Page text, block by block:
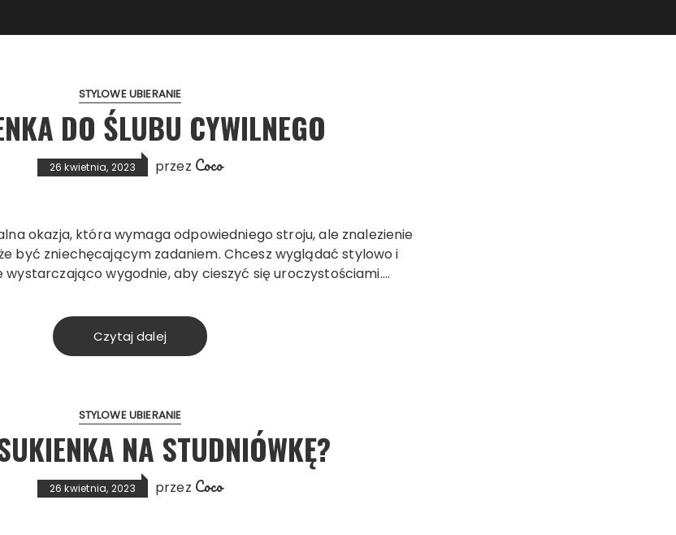
STYLOWE UBIERANIE
DO ŚLUBU CYWILNEGO
26 kwietnia, 2023 przez Coco
okazja, która wymaga odpowiedniego stroju, ale znalezienie
być zniechęcającym zadaniem. Chcesz wyglądać stylowo i
wystarczająco wygodnie, aby cieszyć się uroczystościami….
Czytaj dalej
STYLOWE UBIERANIE
NA STUDNIÓWKĘ?
26 kwietnia, 2023 przez Coco